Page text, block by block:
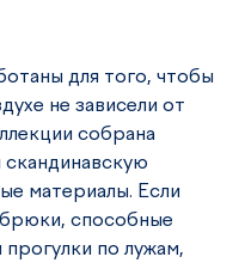
для того, чтобы
не зависели от
собрана
материалы. Если
способные
по лужам,